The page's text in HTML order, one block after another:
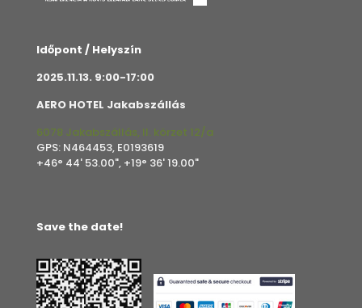
Időpont / Helyszín
2025.11.13. 9:00-17:00
AERO HOTEL Jakabszállás
6078 Jakabszállás, II. körzet 12/a
GPS: N464453, E0193619
+46° 44' 53.00", +19° 36' 19.00"
Save the date!